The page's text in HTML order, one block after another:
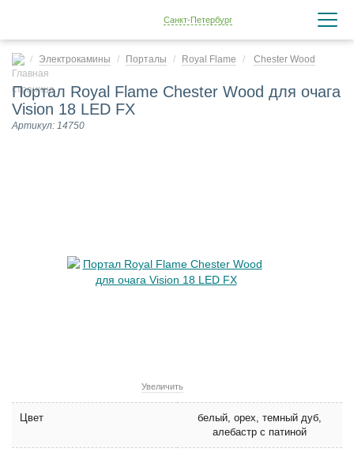
Санкт-Петербург
Электрокамины Порталы Royal Flame Chester Wood
Портал Royal Flame Chester Wood для очага
Vision 18 LED FX
Артикул: 14750
Увеличить
Цвет
белый, орех, темный дуб,
алебастр с патиной